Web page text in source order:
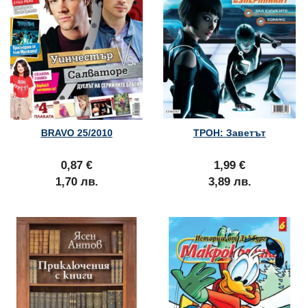
BRAVO 25/2010
0,87 €
1,70 лв.
ТРОН: Заветът
1,99 €
3,89 лв.